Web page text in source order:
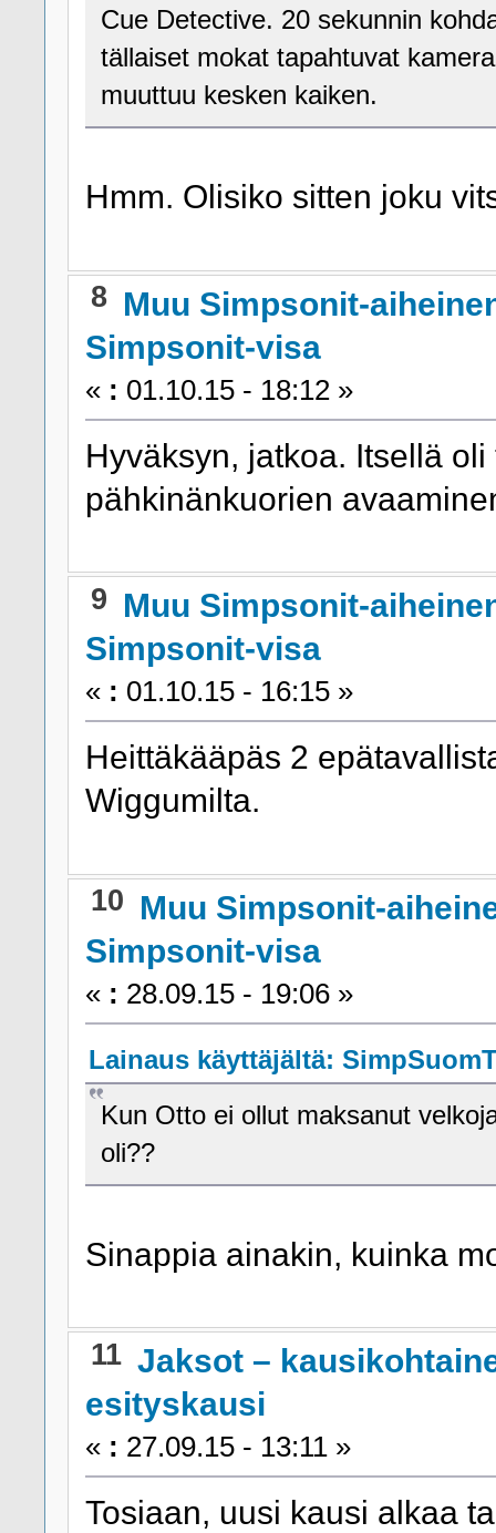
Cue Detective. 20 sekunnin
tällaiset mokat tapahtuvat
muuttuu kesken kaiken.
Hmm. Olisiko sitten joku
8 Muu Simpsonit-
Simpsonit-visa
« : 01.10.15 - 18:12 »
Hyväksyn, jatkoa. Itsellä
pähkinänkuorien
9 Muu Simpsonit-
Simpsonit-visa
« : 01.10.15 - 16:15 »
Heittäkääpäs 2
Wiggumilta.
10 Muu Simpsonit-
Simpsonit-visa
« : 28.09.15 - 19:06 »
Lainaus käyttäjältä:
Kun Otto ei ollut maksanut
oli??
Sinappia ainakin, kuinka
11 Jaksot –
esityskausi
« : 27.09.15 - 13:11 »
Tosiaan, uusi kausi alkaa